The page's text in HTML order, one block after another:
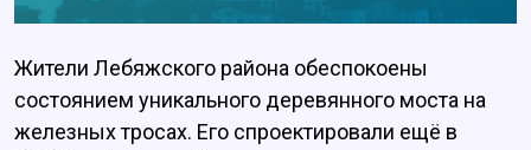
Жители Лебяжского района обеспокоены
состоянием уникального деревянного моста на
железных тросах. Его спроектировали ещё в